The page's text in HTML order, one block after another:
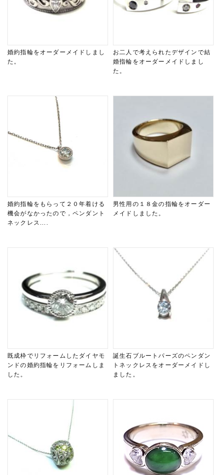
婚約指輪をオーダーメイドしまし
た。
お二人で考えられたデザインで結
婚指輪をオーダーメイドしまし
た。
婚約指輪をもらって２０年着ける
機会がなかったので，ペンダント
ネックレス....
男性用の１８金の指輪をオーダー
メイドしました。
既成枠でリフォームしたダイヤモ
ンドの婚約指輪をリフォームしま
した。
誕生石ブルートパーズのペンダン
トネックレスをオーダーメイドし
ました。